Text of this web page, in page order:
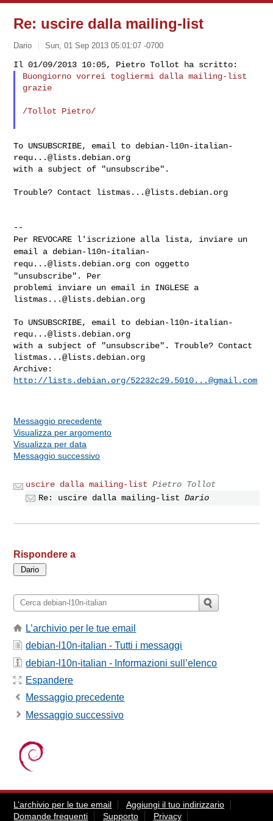
Re: uscire dalla mailing-list
Dario Sun, 01 Sep 2013 05:01:07 -0700
Buongiorno vorrei togliermi dalla mailing-list
grazie
/Tollot Pietro/
To UNSUBSCRIBE, email to debian-l10n-italian-
requ...@lists.debian.org
with a subject of "unsubscribe".
Trouble? Contact listmas...@lists.debian.org
Per REVOCARE l'iscrizione alla lista, inviare un
email a debian-l10n-italian-
requ...@lists.debian.org con oggetto
"unsubscribe". Per
listmas...@lists.debian.org
To UNSUBSCRIBE, email to debian-l10n-italian-
requ...@lists.debian.org
listmas...@lists.debian.org
http://lists.debian.org/52232c29.5010...@gmail.com
Messaggio precedente
Visualizza per argomento
Visualizza per data
Messaggio successivo
uscire dalla mailing-list Pietro Tollot
Re: uscire dalla mailing-list Dario
Rispondere a
L’archivio per le tue email
debian-l10n-italian - Tutti i messaggi
debian-l10n-italian - Informazioni sull’elenco
Espandere
Messaggio precedente
Messaggio successivo
L’archivio per le tue email
Aggiungi il tuo indirizzario
Domande frequenti
Supporto Privacy